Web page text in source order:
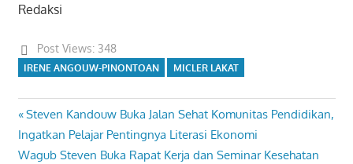
Redaksi
Post Views: 348
IRENE ANGOUW-PINONTOAN MICLER LAKAT
Navigasi
pos
Previous
Post:
Steven Kandouw Buka Jalan Sehat Komunitas Pendidikan,
Ingatkan Pelajar Pentingnya Literasi Ekonomi
Next
Wagub Steven Buka Rapat Kerja dan Seminar Kesehatan